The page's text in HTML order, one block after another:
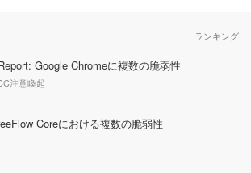
ランキング
Google Chromeに複数の脆弱性
注意喚起
Coreにおける複数の脆弱性